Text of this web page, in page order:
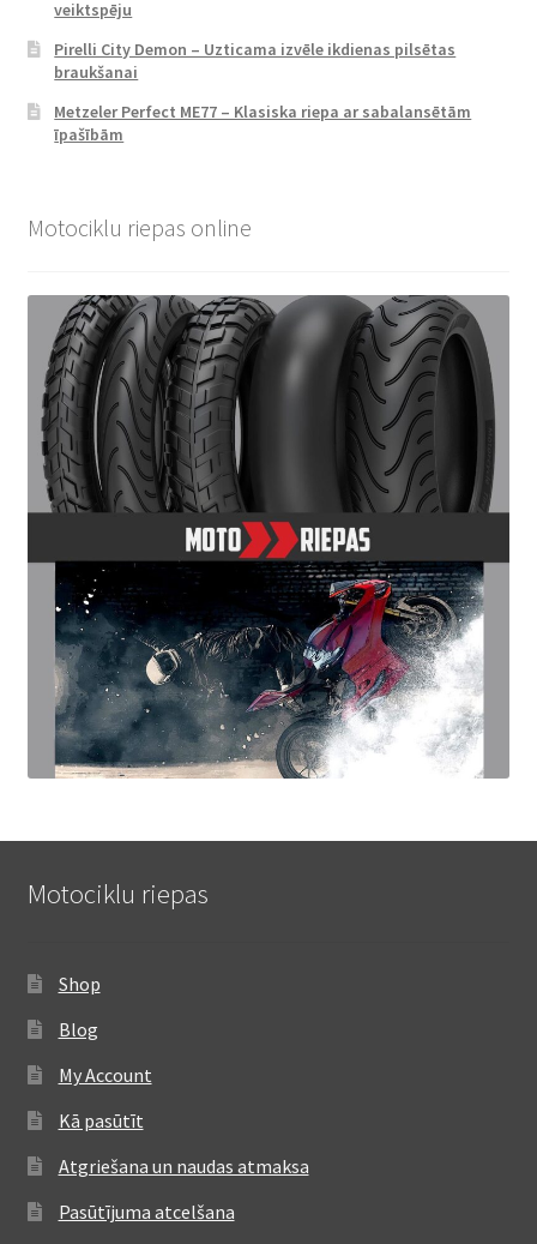
veiktspēju
Pirelli City Demon – Uzticama izvēle ikdienas pilsētas
braukšanai
Metzeler Perfect ME77 – Klasiska riepa ar sabalansētām
īpašībām
Motociklu riepas online
Motociklu riepas
Shop
Blog
My Account
Kā pasūtīt
Atgriešana un naudas atmaksa
Pasūtījuma atcelšana